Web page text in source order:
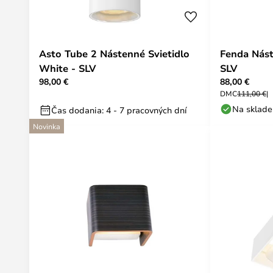
Asto Tube 2 Nástenné Svietidlo
White - SLV
98,00 €
Čas dodania: 4 - 7 pracovných dní
Fenda
SLV
88,00 €
DMC111,00 €
Na sklade
Novinka